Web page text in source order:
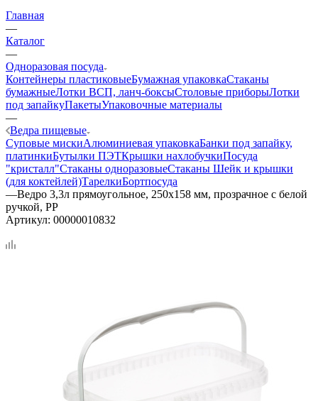
Главная
—
Каталог
—
Одноразовая посуда
Контейнеры пластиковыеБумажная упаковкаСтаканы
бумажныеЛотки ВСП, ланч-боксыСтоловые приборыЛотки
под запайкуПакетыУпаковочные материалы
—
Ведра пищевые
Суповые мискиАлюминиевая упаковкаБанки под запайку,
платинкиБутылки ПЭТКрышки нахлобучкиПосуда
"кристалл"Стаканы одноразовыеСтаканы Шейк и крышки
(для коктейлей)ТарелкиБортпосуда
—Ведро 3,3л прямоугольное, 250х158 мм, прозрачное с белой
ручкой, PP
Артикул: 00000010832